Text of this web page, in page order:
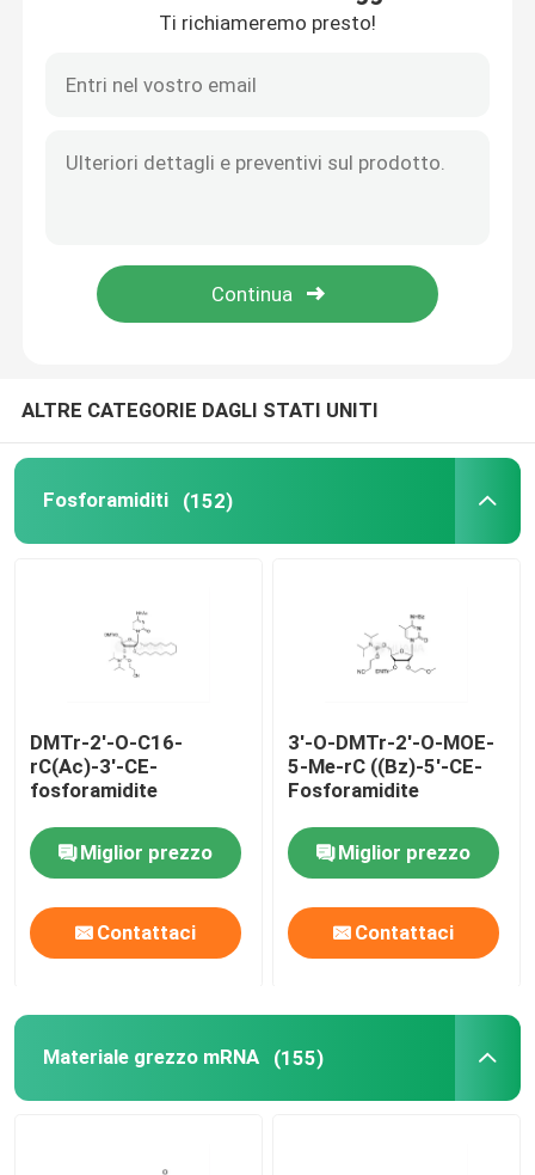
Contattici
Reagente di fosforo
Succinati
Nucleosidi
Reagenti per la sintesi di oligo
Ti richiameremo presto!
ALTRE CATEGORIE DAGLI STATI UNITI
Fosforamiditi (152)
DMTr-2'-O-C16-
rC(Ac)-3'-CE-
fosforamidite
Miglior prezzo
Contattaci
3'-O-DMTr-2'-O-MOE-
5-Me-rC ((Bz)-5'-CE-
Fosforamidite
Miglior prezzo
Contattaci
Materiale grezzo mRNA (155)